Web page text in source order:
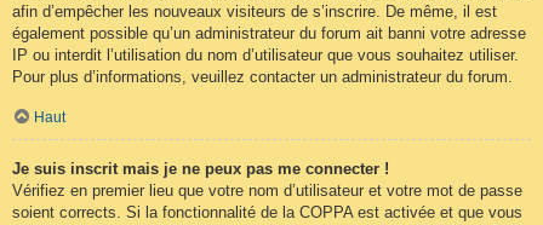
afin d’empêcher les nouveaux visiteurs de s’inscrire. De même, il est
également possible qu’un administrateur du forum ait banni votre adresse
IP ou interdit l’utilisation du nom d’utilisateur que vous souhaitez utiliser.
Pour plus d’informations, veuillez contacter un administrateur du forum.
Haut
Je suis inscrit mais je ne peux pas me connecter !
Vérifiez en premier lieu que votre nom d’utilisateur et votre mot de passe
soient corrects. Si la fonctionnalité de la COPPA est activée et que vous